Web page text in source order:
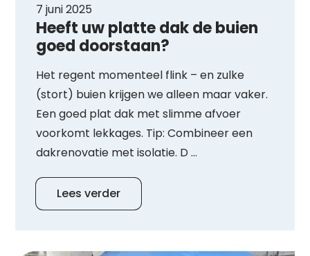
Waar ben je naar op zoek?
7 juni 2025
Heeft uw platte dak de buien
goed doorstaan?
Het regent momenteel flink – en zulke
(stort) buien krijgen we alleen maar vaker.
Een goed plat dak met slimme afvoer
voorkomt lekkages. Tip: Combineer een
dakrenovatie met isolatie. D ...
Lees verder